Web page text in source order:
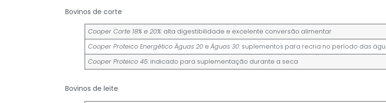
Bovinos de corte
Cooper Corte 18% e 20%: alta digestibilidade e excelente conversão alimentar
Cooper Proteico Energético Águas 20 eÁguas 30: suplementos para recria no período das
Cooper Proteico 45: indicado para suplementação durante a seca
Bovinos de leite